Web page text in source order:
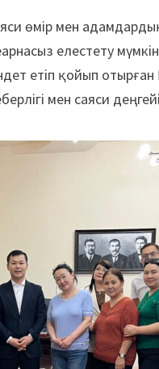
өмір мен
елестету
етіп қойып
мен саяси